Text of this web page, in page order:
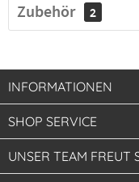
Zubehör 2
INFORMATIONEN
SHOP SERVICE
UNSER TEAM FREUT